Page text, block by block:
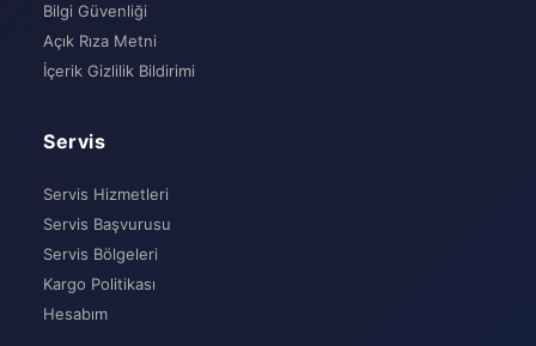
Bilgi Güvenliği
Açık Rıza Metni
İçerik Gizlilik Bildirimi
Servis
Servis Hizmetleri
Servis Başvurusu
Servis Bölgeleri
Kargo Politikası
Hesabım